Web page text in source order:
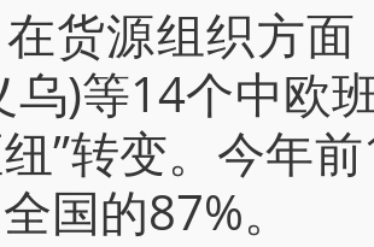
源组织方面
乌)等14个中欧
”转变。今年
国的87%。